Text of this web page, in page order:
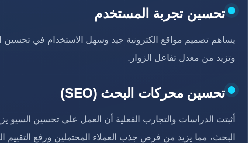
تحسين تجربة المستخدم
يساهم تصميم مواقع الكترونية جيد وسهل الاستخدام في تحسين
وتزيد من معدل تفاعل الزوار.
تحسين محركات البحث (SEO)
أثبتت الدراسات والتجارب الفعلية أن العمل على تحسين السيو
البحث، مما يزيد من فرص جذب العملاء المحتملين ورفع التقييم